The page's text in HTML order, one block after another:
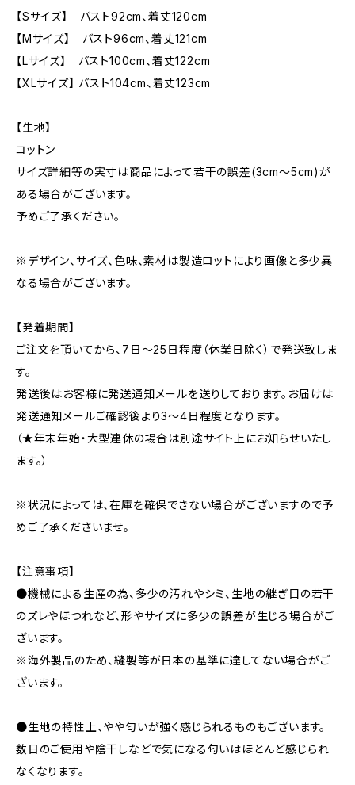
【Sサイズ】 バスト92cm、着丈120cm
【Mサイズ】 バスト96cm、着丈121cm
【Lサイズ】 バスト100cm、着丈122cm
【XLサイズ】 バスト104cm、着丈123cm
【生地】
コットン
サイズ詳細等の実寸は商品によって若干の誤差(3cm〜5cm)が
ある場合がございます。
予めご了承ください。
※デザイン、サイズ、色味、素材は製造ロットにより画像と多少異
なる場合がございます。
【発着期間】
ご注文を頂いてから、7日〜25日程度（休業日除く）で発送致しま
す。
発送後はお客様に発送通知メールを送りしております。お届けは
発送通知メールご確認後より3〜4日程度となります。
（★年末年始・大型連休の場合は別途サイト上にお知らせいたし
ます。）
※状況によっては、在庫を確保できない場合がございますので予
めご了承くださいませ。
【注意事項】
●機械による生産の為、多少の汚れやシミ、生地の継ぎ目の若干
のズレやほつれなど、形やサイズに多少の誤差が生じる場合がご
ざいます。
※海外製品のため、縫製等が日本の基準に達してない場合がご
ざいます。
●生地の特性上、やや匂いが強く感じられるものもございます。
数日のご使用や陰干しなどで気になる匂いはほとんど感じられ
なくなります。